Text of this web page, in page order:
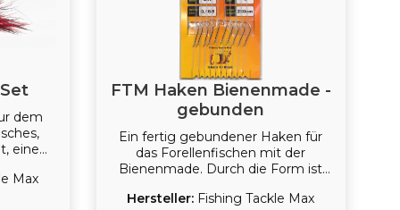
dem
einen
Set
Max
FTM Haken Bienenmade -
gebunden
Ein fertig gebundener Haken für
das Forellenfischen mit der
Bienenmade. Durch die Form ist
Köders gegeben.
Hersteller: Fishing Tackle Max